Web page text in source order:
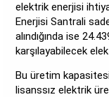
elektrik enerjisi
Enerjisi Santrali
alındığında ise
karşılayabilecek
Bu üretim
lisanssız elektrik